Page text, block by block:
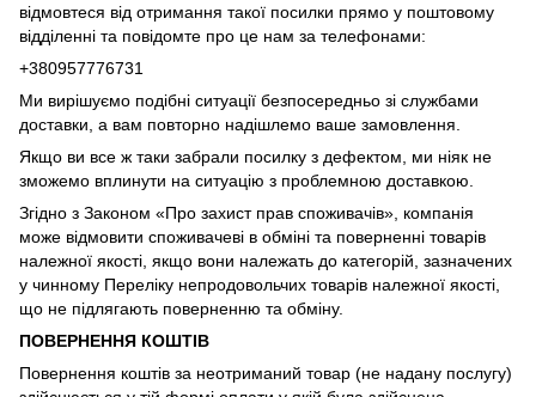
відмовтеся від отримання такої посилки прямо у поштовому
відділенні та повідомте про це нам за телефонами:
+380957776731
Ми вирішуємо подібні ситуації безпосередньо зі службами
доставки, а вам повторно надішлемо ваше замовлення.
Якщо ви все ж таки забрали посилку з дефектом, ми ніяк не
зможемо вплинути на ситуацію з проблемною доставкою.
Згідно з Законом «Про захист прав споживачів», компанія
може відмовити споживачеві в обміні та поверненні товарів
належної якості, якщо вони належать до категорій, зазначених
у чинному Переліку непродовольчих товарів належної якості,
що не підлягають поверненню та обміну.
ПОВЕРНЕННЯ КОШТІВ
Повернення коштів за неотриманий товар (не надану послугу)